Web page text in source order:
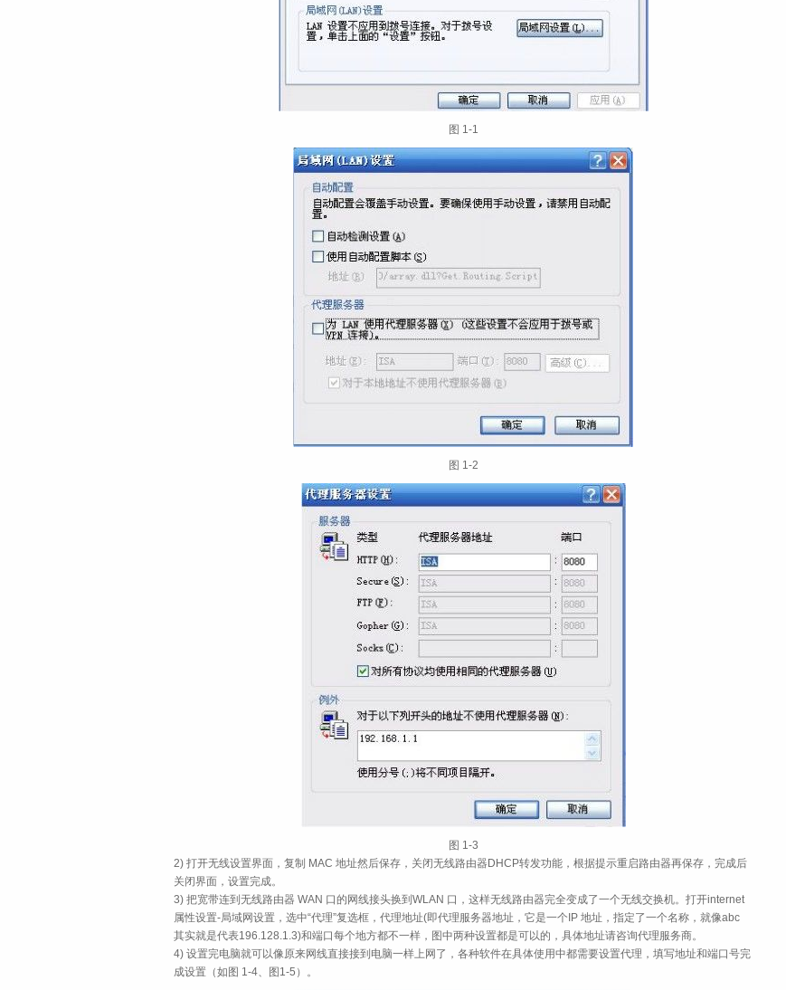
图 1‑1
图 1‑2
图 1‑3
2) 打开无线设置界面，复制 MAC 地址然后保存，关闭无线路由器DHCP转发功能，根据提示重启路由器再保存，完成后
关闭界面，设置完成。
3) 把宽带连到无线路由器 WAN 口的网线接头换到WLAN 口，这样无线路由器完全变成了一个无线交换机。打开internet
属性设置-局域网设置，选中“代理”复选框，代理地址(即代理服务器地址，它是一个IP 地址，指定了一个名称，就像abc
其实就是代表196.128.1.3)和端口每个地方都不一样，图中两种设置都是可以的，具体地址请咨询代理服务商。
4) 设置完电脑就可以像原来网线直接接到电脑一样上网了，各种软件在具体使用中都需要设置代理，填写地址和端口号完
成设置（如 图 1‑4、图1-5） 。